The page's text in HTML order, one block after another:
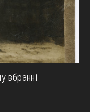
вбранні